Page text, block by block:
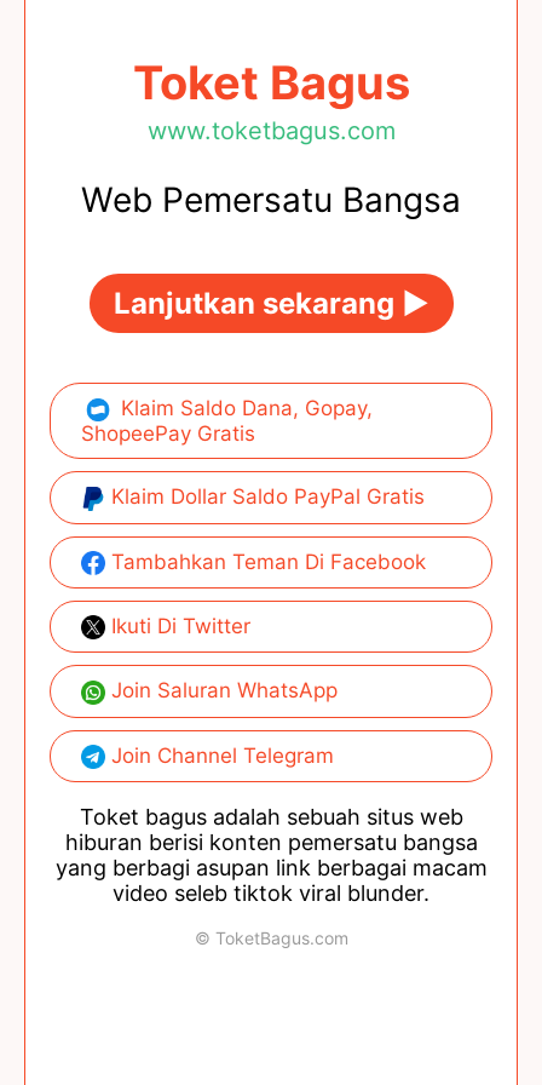
Toket Bagus
www.toketbagus.com
Web Pemersatu Bangsa
Lanjutkan sekarang ►
Klaim Saldo Dana, Gopay,
ShopeePay Gratis
Klaim Dollar Saldo PayPal Gratis
Tambahkan Teman Di Facebook
Ikuti Di Twitter
Join Saluran WhatsApp
Join Channel Telegram
Toket bagus adalah sebuah situs web
hiburan berisi konten pemersatu bangsa
yang berbagi asupan link berbagai macam
video seleb tiktok viral blunder.
© ToketBagus.com